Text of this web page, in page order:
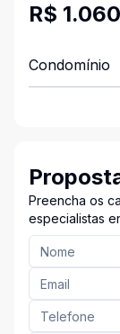
R$
Condomínio
Preencha os
especialistas